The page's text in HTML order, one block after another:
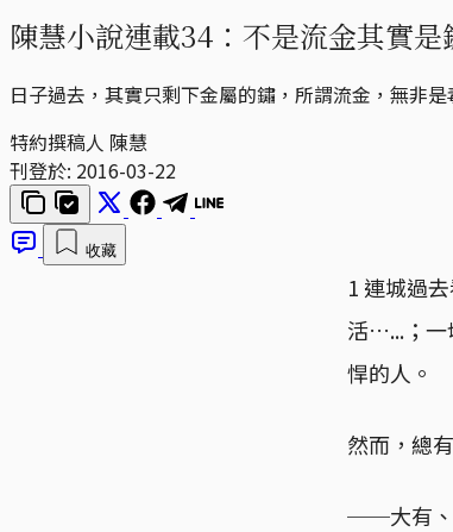
陳慧小說連載34：不是流金其實是
日子過去，其實只剩下金屬的鏽，所謂流金，無非是
特約撰稿人 陳慧
刊登於: 2016-03-22
收藏
1 連城過
活…...；一
悍的人。
然而，總
──大有、